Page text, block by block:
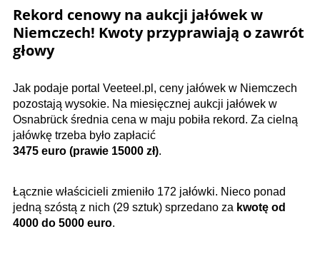
Rekord cenowy na aukcji jałówek w
Niemczech! Kwoty przyprawiają o zawrót
głowy
Jak podaje portal Veeteel.pl, ceny jałówek w Niemczech
pozostają wysokie. Na miesięcznej aukcji jałówek w
Osnabrück średnia cena w maju pobiła rekord. Za cielną
jałówkę trzeba było zapłacić
3475 euro (prawie 15000 zł).
Łącznie właścicieli zmieniło 172 jałówki. Nieco ponad
jedną szóstą z nich (29 sztuk) sprzedano za kwotę od
4000 do 5000 euro.